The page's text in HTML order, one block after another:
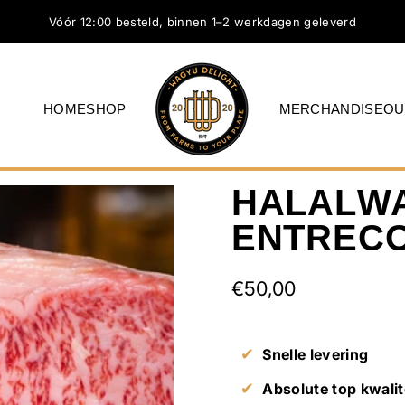
Vóór 12:00 besteld, binnen 1–2 werkdagen geleverd
HOMESHOP WagyuDelight MERCHANDISE
HALAL
€50,00
✔ Snelle levering
✔ Absolute top